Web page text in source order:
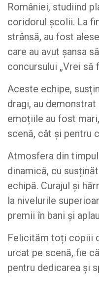
României, studiind
coridorul școlii. La
strânsă, au fost
care au avut șansa
concursului „Vrei să
Aceste echipe,
dragi, au
emoțiile au fost
scenă, cât și pentru
Atmosfera din
dinamică, cu
echipă. Curajul și
la nivelurile
premii în bani și
Felicităm toți copiii
urcat pe scenă, fie
pentru dedicarea și